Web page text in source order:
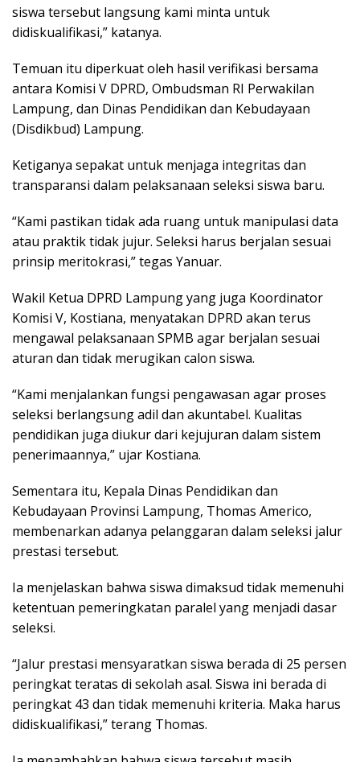
siswa tersebut langsung kami minta untuk
didiskualifikasi,” katanya.
Temuan itu diperkuat oleh hasil verifikasi bersama
antara Komisi V DPRD, Ombudsman RI Perwakilan
Lampung, dan Dinas Pendidikan dan Kebudayaan
(Disdikbud) Lampung.
Ketiganya sepakat untuk menjaga integritas dan
transparansi dalam pelaksanaan seleksi siswa baru.
“Kami pastikan tidak ada ruang untuk manipulasi data
atau praktik tidak jujur. Seleksi harus berjalan sesuai
prinsip meritokrasi,” tegas Yanuar.
Wakil Ketua DPRD Lampung yang juga Koordinator
Komisi V, Kostiana, menyatakan DPRD akan terus
mengawal pelaksanaan SPMB agar berjalan sesuai
aturan dan tidak merugikan calon siswa.
“Kami menjalankan fungsi pengawasan agar proses
seleksi berlangsung adil dan akuntabel. Kualitas
pendidikan juga diukur dari kejujuran dalam sistem
penerimaannya,” ujar Kostiana.
Sementara itu, Kepala Dinas Pendidikan dan
Kebudayaan Provinsi Lampung, Thomas Americo,
membenarkan adanya pelanggaran dalam seleksi jalur
prestasi tersebut.
Ia menjelaskan bahwa siswa dimaksud tidak memenuhi
ketentuan pemeringkatan paralel yang menjadi dasar
seleksi.
“Jalur prestasi mensyaratkan siswa berada di 25 persen
peringkat teratas di sekolah asal. Siswa ini berada di
peringkat 43 dan tidak memenuhi kriteria. Maka harus
didiskualifikasi,” terang Thomas.